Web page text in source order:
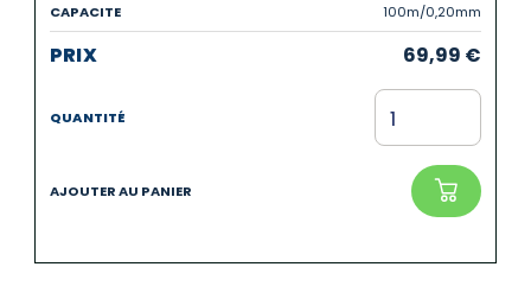
100m/0,20mm
69,99 €